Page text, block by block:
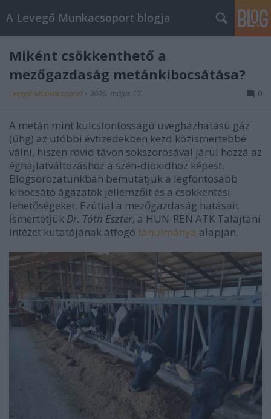
A Levegő Munkacsoport blogja
Miként csökkenthető a
mezőgazdaság metánkibocsátása?
Levegő Munkacsoport • 2026. május 17. 0
A metán mint kulcsfontosságú üvegházhatású gáz
(ühg) az utóbbi évtizedekben kezd közismertebbé
válni, hiszen rövid távon sokszorosával járul hozzá az
éghajlatváltozáshoz a szén-dioxidhoz képest.
Blogsorozatunkban bemutatjuk a legfontosabb
kibocsátó ágazatok jellemzőit és a csökkentési
lehetőségeket. Ezúttal a mezőgazdaság hatásait
ismertetjük Dr. Tóth Eszter, a HUN-REN ATK Talajtani
Intézet kutatójának átfogó tanulmánya alapján.